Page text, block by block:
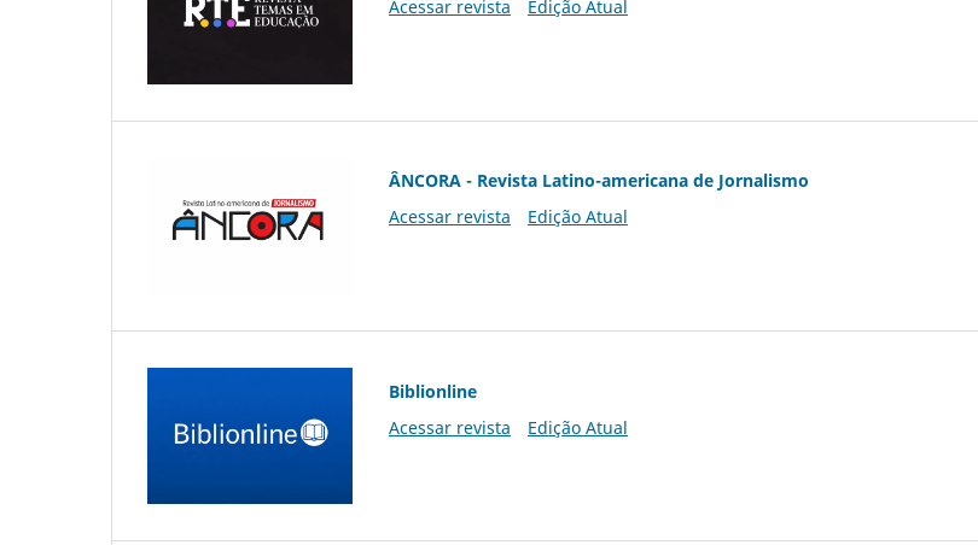
Acessar revista
Edição Atual
ÂNCORA - Revista Latino-americana de Jornalismo
Acessar revista
Edição Atual
Biblionline
Acessar revista
Edição Atual